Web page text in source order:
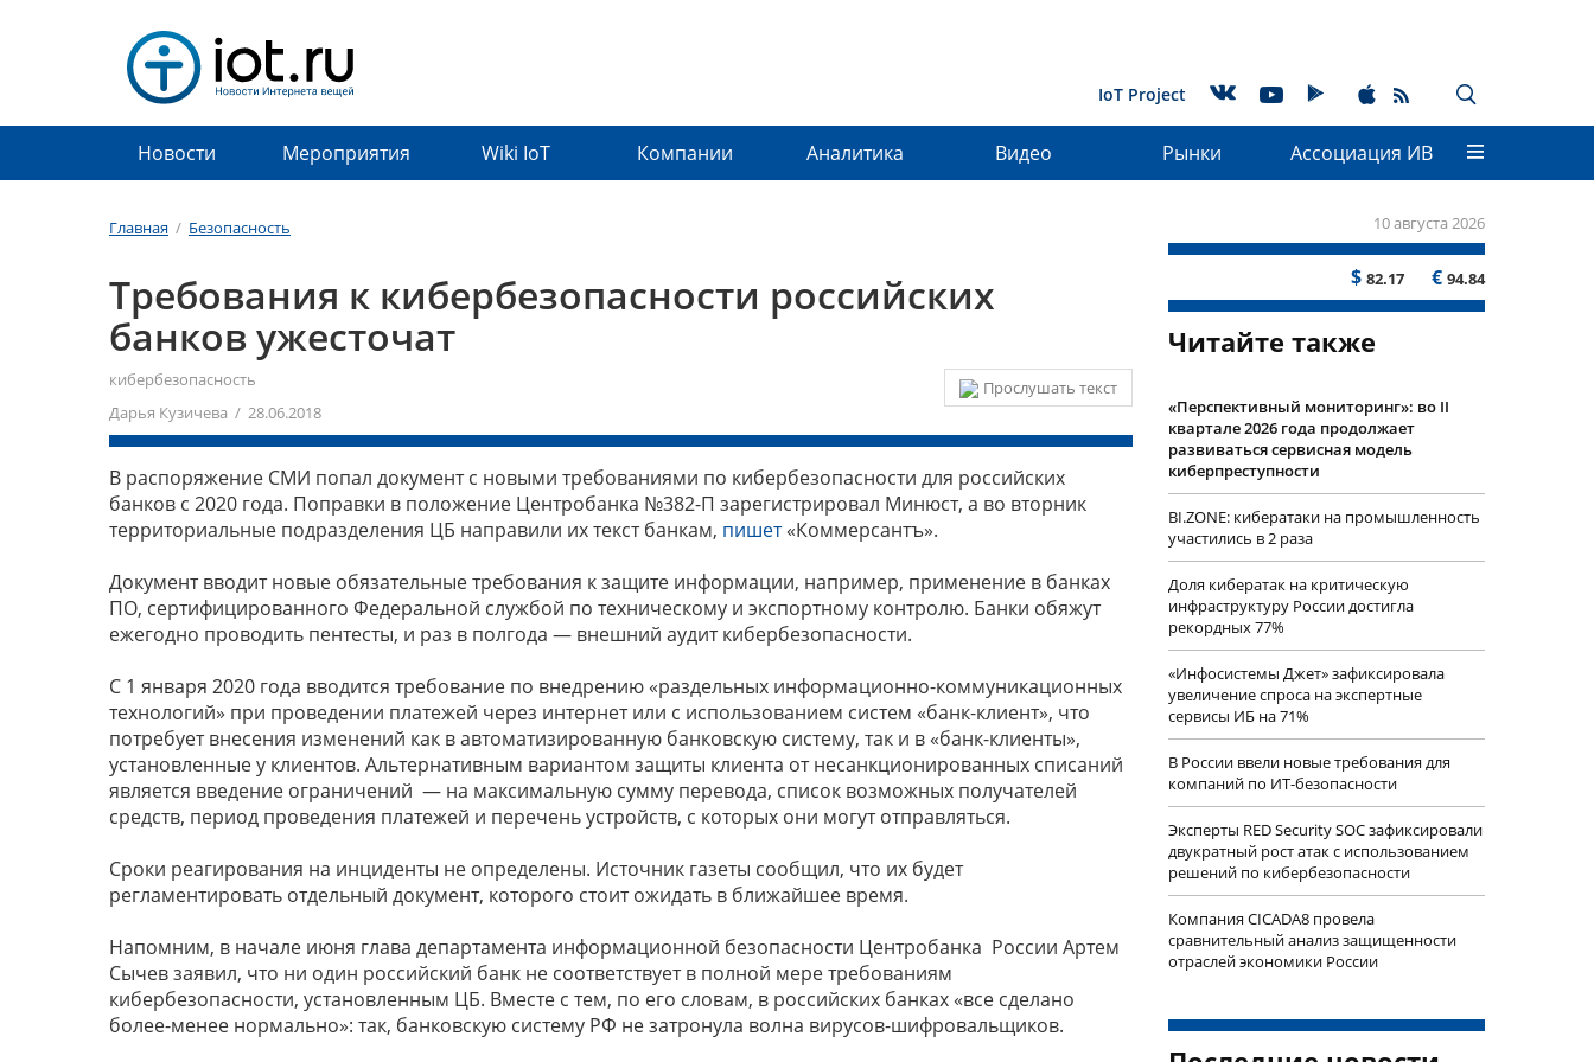
IoT Project
Новости Мероприятия Wiki IoT Компании Аналитика Видео Рынки Ассоциация ИВ
Главная / Безопасность 10 августа 2026
$ 82.17 € 94.84
Требования к кибербезопасности российских
банков ужесточат
Прослушать текст
кибербезопасность
Дарья Кузичева / 28.06.2018
В распоряжение СМИ попал документ с новыми требованиями по кибербезопасности для российских
банков с 2020 года. Поправки в положение Центробанка №382-П зарегистрировал Минюст, а во вторник
территориальные подразделения ЦБ направили их текст банкам, пишет«Коммерсантъ».
Документ вводит новые обязательные требования к защите информации, например, применение в банках
ПО, сертифицированного Федеральной службой по техническому и экспортному контролю. Банки обяжут
ежегодно проводить пентесты, и раз в полгода — внешний аудит кибербезопасности.
С 1 января 2020 года вводится требование по внедрению «раздельных информационно-коммуникационных
технологий» при проведении платежей через интернет или с использованием систем «банк-клиент», что
потребует внесения изменений как в автоматизированную банковскую систему, так и в «банк-клиенты»,
установленные у клиентов. Альтернативным вариантом защиты клиента от несанкционированных списаний
является введение ограничений — на максимальную сумму перевода, список возможных получателей
средств, период проведения платежей и перечень устройств, с которых они могут отправляться.
Сроки реагирования на инциденты не определены. Источник газеты сообщил, что их будет
регламентировать отдельный документ, которого стоит ожидать в ближайшее время.
Напомним, в начале июня глава департамента информационной безопасности Центробанка России Артем
Сычев заявил, что ни один российский банк не соответствует в полной мере требованиям
кибербезопасности, установленным ЦБ. Вместе с тем, по его словам, в российских банках «все сделано
более-менее нормально»: так, банковскую систему РФ не затронула волна вирусов-шифровальщиков.
Читайте также
«Перспективный мониторинг»: во II
квартале 2026 года продолжает
развиваться сервисная модель
киберпреступности
BI.ZONE: кибератаки на промышленность
участились в 2 раза
Доля кибератак на критическую
инфраструктуру России достигла
рекордных 77%
«Инфосистемы Джет» зафиксировала
увеличение спроса на экспертные
сервисы ИБ на 71%
В России ввели новые требования для
компаний по ИТ-безопасности
Эксперты RED Security SOC зафиксировали
двукратный рост атак с использованием
решений по кибербезопасности
Компания CICADA8 провела
сравнительный анализ защищенности
отраслей экономики России